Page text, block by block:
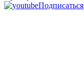
Подписаться